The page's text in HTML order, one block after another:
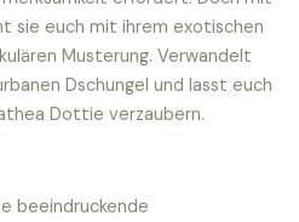
sie euch mit ihrem exotischen
Musterung. Verwandelt
Dschungel und lasst euch
Dottie verzaubern.
beeindruckende